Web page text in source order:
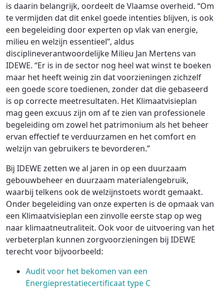
is daarin belangrijk, oordeelt de Vlaamse overheid. “Om
te vermijden dat dit enkel goede intenties blijven, is ook
een begeleiding door experten op vlak van energie,
milieu en welzijn essentieel”, aldus
disciplineverantwoordelijke Milieu Jan Mertens van
IDEWE. “Er is in de sector nog heel wat winst te boeken
maar het heeft weinig zin dat voorzieningen zichzelf
een goede score toedienen, zonder dat die gebaseerd
is op correcte meetresultaten. Het Klimaatvisieplan
mag geen excuus zijn om af te zien van professionele
begeleiding om zowel het patrimonium als het beheer
ervan effectief te verduurzamen en het comfort en
welzijn van gebruikers te bevorderen.”
Bij IDEWE zetten we al jaren in op een duurzaam
gebouwbeheer en duurzaam materialengebruik,
waarbij telkens ook de welzijnstoets wordt gemaakt.
Onder begeleiding van onze experten is de opmaak van
een Klimaatvisieplan een zinvolle eerste stap op weg
naar klimaatneutraliteit. Ook voor de uitvoering van het
verbeterplan kunnen zorgvoorzieningen bij IDEWE
terecht voor bijvoorbeeld:
Audit voor het bekomen van een
Energieprestatiecertificaat type C